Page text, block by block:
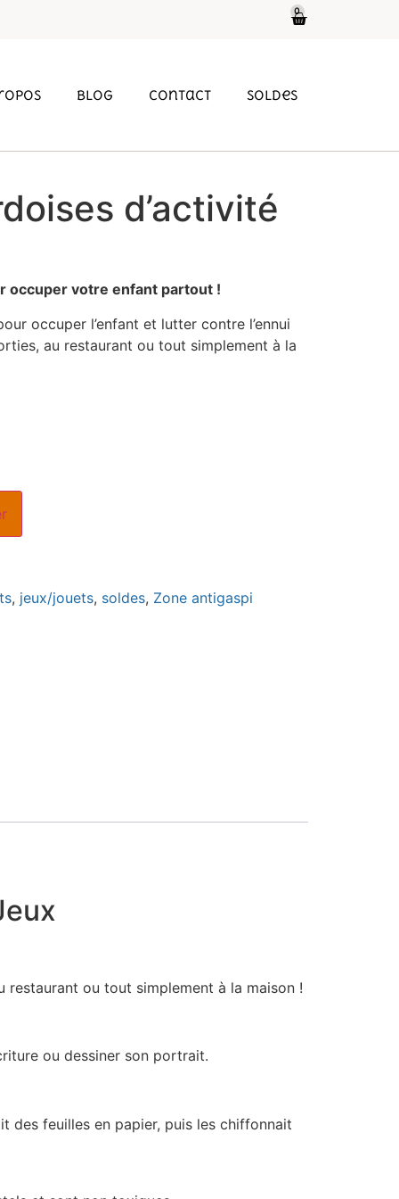
0
Blog Contact soldes
d’activité
occuper votre enfant partout !
occuper l’enfant et lutter contre l’ennui
au restaurant ou tout simplement à la
, jeux/jouets, soldes, Zone antigaspi
restaurant ou tout simplement à la maison !
ou dessiner son portrait.
des feuilles en papier, puis les chiffonnait